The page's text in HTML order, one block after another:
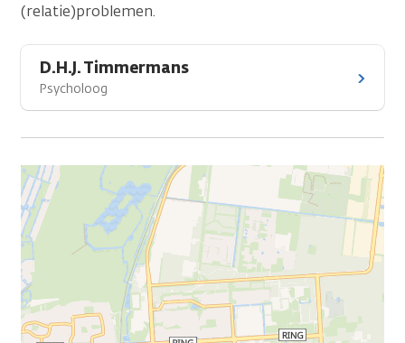
(relatie)problemen.
D.H.J. Timmermans
Psycholoog